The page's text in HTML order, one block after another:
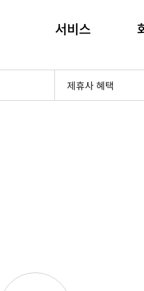
서비스
제휴사 혜택